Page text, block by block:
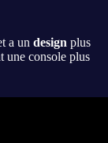
a un design plus
une console plus